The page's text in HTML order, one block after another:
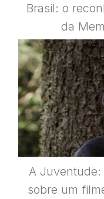
Brasil: o
da
A Juventude:
sobre um